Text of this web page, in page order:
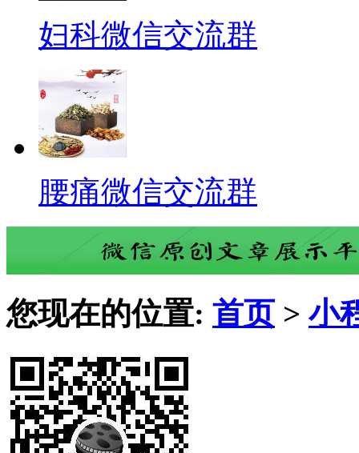
妇科微信交流群
腰痛微信交流群
您现在的位置: 首页 >小